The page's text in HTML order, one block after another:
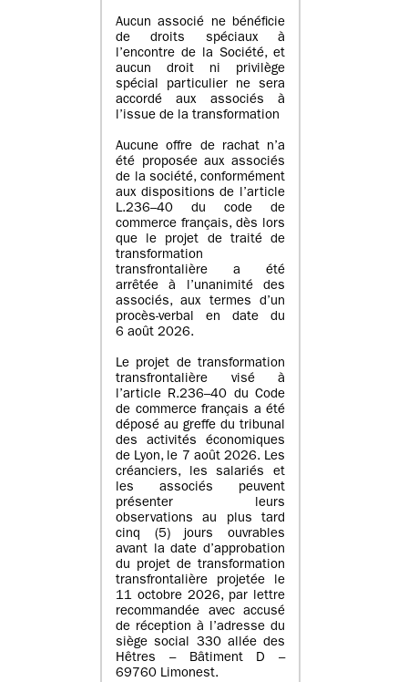
Aucun associé ne bénéficie
de droits spéciaux à
l’encontre de la Société, et
aucun droit ni privilège
spécial particulier ne sera
accordé aux associés à
l’issue de la transformation
Aucune offre de rachat n’a
été proposée aux associés
de la société, conformément
aux dispositions de l’article
L.236–40 du code de
commerce français, dès lors
que le projet de traité de
transformation
transfrontalière a été
arrêtée à l’unanimité des
associés, aux termes d’un
procès-verbal en date du
6 août 2026.
Le projet de transformation
transfrontalière visé à
l’article R.236–40 du Code
de commerce français a été
déposé au greffe du tribunal
des activités économiques
de Lyon, le 7 août 2026. Les
créanciers, les salariés et
les associés peuvent
présenter leurs
observations au plus tard
cinq (5) jours ouvrables
avant la date d’approbation
du projet de transformation
transfrontalière projetée le
11 octobre 2026, par lettre
recommandée avec accusé
de réception à l’adresse du
siège social 330 allée des
Hêtres – Bâtiment D –
69760 Limonest.